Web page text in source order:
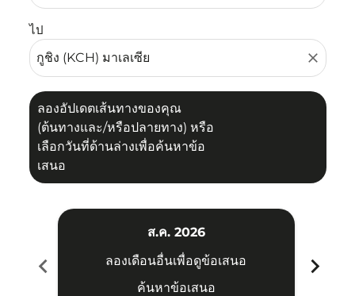
ไป
close
ลองอัปเดตเส้นทางของคุณ
(ต้นทางและ/หรือปลายทาง) หรือ
เลือกวันที่ด้านล่างเพื่อค้นหาข้อ
เสนอ
chevron_left
ส.ค. 2026
ลองเดือนอื่นเพื่อดูข้อเสนอ
ค้นหาข้อเสนอ
chevron_right